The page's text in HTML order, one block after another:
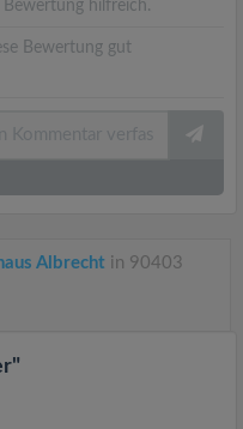
Bewertung hilfreich.
Bewertung gut
Albrecht in 90403